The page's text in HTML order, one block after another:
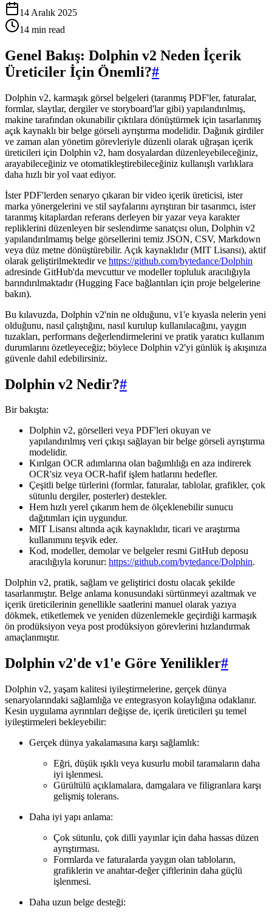
14 Aralık 2025
14 min read
Genel Bakış: Dolphin v2 Neden İçerik
Üreticiler İçin Önemli?#
Dolphin v2, karmaşık görsel belgeleri (taranmış PDF'ler, faturalar,
formlar, slaytlar, dergiler ve storyboard'lar gibi) yapılandırılmış,
makine tarafından okunabilir çıktılara dönüştürmek için tasarlanmış
açık kaynaklı bir belge görseli ayrıştırma modelidir. Dağınık girdiler
ve zaman alan yönetim görevleriyle düzenli olarak uğraşan içerik
üreticileri için Dolphin v2, ham dosyalardan düzenleyebileceğiniz,
arayabileceğiniz ve otomatikleştirebileceğiniz kullanışlı varlıklara
daha hızlı bir yol vaat ediyor.
İster PDF'lerden senaryo çıkaran bir video içerik üreticisi, ister
marka yönergelerini ve stil sayfalarını ayrıştıran bir tasarımcı, ister
taranmış kitaplardan referans derleyen bir yazar veya karakter
repliklerini düzenleyen bir seslendirme sanatçısı olun, Dolphin v2
yapılandırılmamış belge görsellerini temiz JSON, CSV, Markdown
veya düz metne dönüştürebilir. Açık kaynaklıdır (MIT Lisansı), aktif
olarak geliştirilmektedir ve https://github.com/bytedance/Dolphin
adresinde GitHub'da mevcuttur ve modeller topluluk aracılığıyla
barındırılmaktadır (Hugging Face bağlantıları için proje belgelerine
bakın).
Bu kılavuzda, Dolphin v2'nin ne olduğunu, v1'e kıyasla nelerin yeni
olduğunu, nasıl çalıştığını, nasıl kurulup kullanılacağını, yaygın
tuzakları, performans değerlendirmelerini ve pratik yaratıcı kullanım
durumlarını özetleyeceğiz; böylece Dolphin v2'yi günlük iş akışınıza
güvenle dahil edebilirsiniz.
Dolphin v2 Nedir?#
Bir bakışta:
Dolphin v2, görselleri veya PDF'leri okuyan ve
yapılandırılmış veri çıkışı sağlayan bir belge görseli ayrıştırma
modelidir.
Kırılgan OCR adımlarına olan bağımlılığı en aza indirerek
OCR'siz veya OCR-hafif işlem hatlarını hedefler.
Çeşitli belge türlerini (formlar, faturalar, tablolar, grafikler, çok
sütunlu dergiler, posterler) destekler.
Hem hızlı yerel çıkarım hem de ölçeklenebilir sunucu
dağıtımları için uygundur.
MIT Lisansı altında açık kaynaklıdır, ticari ve araştırma
kullanımını teşvik eder.
Kod, modeller, demolar ve belgeler resmi GitHub deposu
aracılığıyla korunur: https://github.com/bytedance/Dolphin.
Dolphin v2, pratik, sağlam ve geliştirici dostu olacak şekilde
tasarlanmıştır. Belge anlama konusundaki sürtünmeyi azaltmak ve
içerik üreticilerinin genellikle saatlerini manuel olarak yazıya
dökmek, etiketlemek ve yeniden düzenlemekle geçirdiği karmaşık
ön prodüksiyon veya post prodüksiyon görevlerini hızlandırmak
amaçlanmıştır.
Dolphin v2'de v1'e Göre Yenilikler#
Dolphin v2, yaşam kalitesi iyileştirmelerine, gerçek dünya
senaryolarındaki sağlamlığa ve entegrasyon kolaylığına odaklanır.
Kesin uygulama ayrıntıları değişse de, içerik üreticileri şu temel
iyileştirmeleri bekleyebilir:
Gerçek dünya yakalamasına karşı sağlamlık:
Eğri, düşük ışıklı veya kusurlu mobil taramaların daha
iyi işlenmesi.
Gürültülü açıklamalara, damgalara ve filigranlara karşı
gelişmiş tolerans.
Daha iyi yapı anlama:
Çok sütunlu, çok dilli yayınlar için daha hassas düzen
ayrıştırması.
Formlarda ve faturalarda yaygın olan tabloların,
grafiklerin ve anahtar-değer çiftlerinin daha güçlü
işlenmesi.
Daha uzun belge desteği: